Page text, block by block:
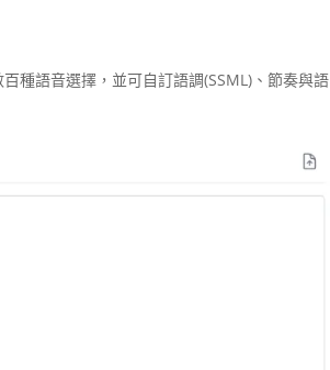
種語音選擇，並可自訂語調(SSML)、節奏與語